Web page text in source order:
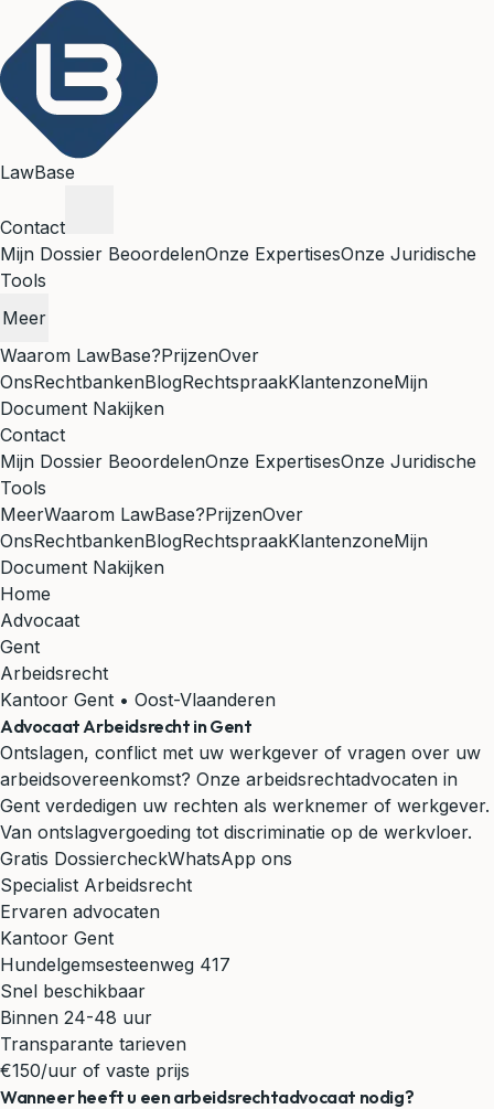
LawBase
Contact
Mijn Dossier BeoordelenOnze ExpertisesOnze Juridische
Tools
Meer
Waarom LawBase?PrijzenOver
OnsRechtbankenBlogRechtspraakKlantenzoneMijn
Document Nakijken
Contact
Mijn Dossier BeoordelenOnze ExpertisesOnze Juridische
Tools
MeerWaarom LawBase?PrijzenOver
OnsRechtbankenBlogRechtspraakKlantenzoneMijn
Document Nakijken
Home
Advocaat
Gent
Arbeidsrecht
Kantoor Gent • Oost-Vlaanderen
Advocaat Arbeidsrecht in Gent
Ontslagen, conflict met uw werkgever of vragen over uw
arbeidsovereenkomst? Onze arbeidsrechtadvocaten in
Gent verdedigen uw rechten als werknemer of werkgever.
Van ontslagvergoeding tot discriminatie op de werkvloer.
Gratis DossiercheckWhatsApp ons
Specialist Arbeidsrecht
Ervaren advocaten
Kantoor Gent
Hundelgemsesteenweg 417
Snel beschikbaar
Binnen 24-48 uur
Transparante tarieven
€150/uur of vaste prijs
Wanneer heeft u een arbeidsrechtadvocaat nodig?